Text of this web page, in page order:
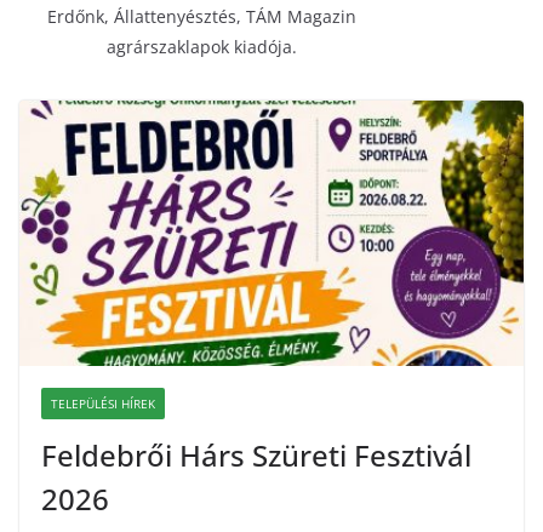
Erdőnk, Állattenyésztés, TÁM Magazin
agrárszaklapok kiadója.
TELEPÜLÉSI HÍREK
Feldebrői Hárs Szüreti Fesztivál
2026